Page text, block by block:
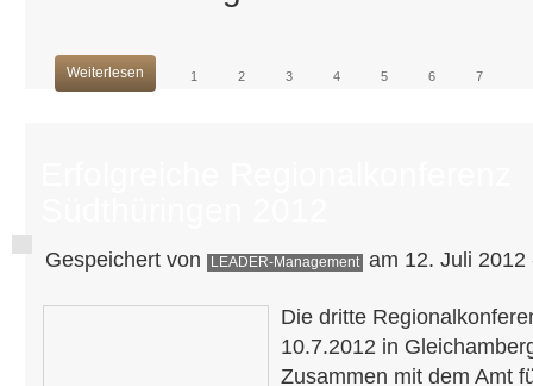
Weiterlesen 1 2 3 4 5 6 7
Gespeichert von LEADER-Management am 12. Juli 2012
Die dritte
10.7.2012 in
Zusammen mit dem Amt